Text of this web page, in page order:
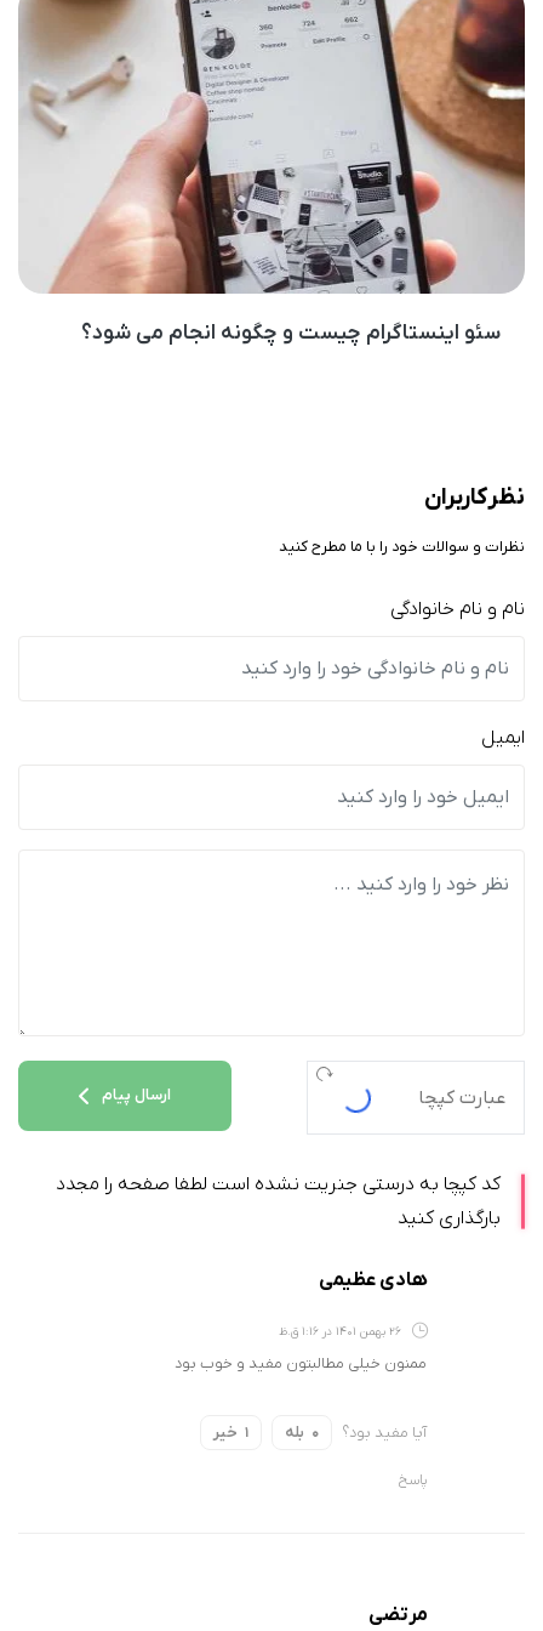
سئو اینستاگرام چیست و چگونه انجام می شود؟
نظر کاربران
نظرات و سوالات خود را با ما مطرح کنید
نام و نام خانوادگی
ایمیل
ارسال پیام
کد کپچا به درستی جنریت نشده است لطفا صفحه را مجدد
بارگذاری کنید
هادی عظیمی
26 بهمن 1401 در 1:16 ق.ظ
ممنون خیلی مطالبتون مفید و خوب بود
آیا مفید بود؟ 0 بله 1 خیر
پاسخ
مرتضی